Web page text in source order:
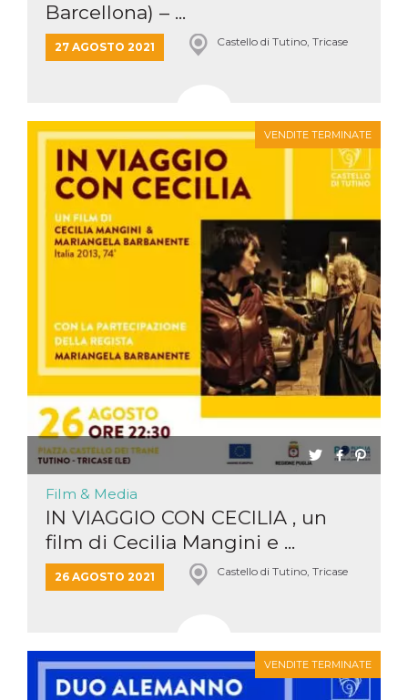
Barcellona) – ...
27 AGOSTO 2021 Castello di Tutino, Tricase
VENDITE TERMINATE
Film & Media
IN VIAGGIO CON CECILIA , un
film di Cecilia Mangini e ...
26 AGOSTO 2021 Castello di Tutino, Tricase
VENDITE TERMINATE